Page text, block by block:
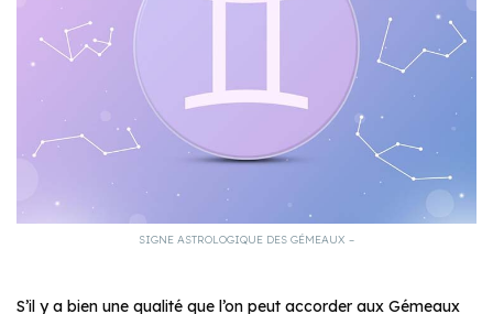
SIGNE ASTROLOGIQUE DES GÉMEAUX –
S’il y a bien une qualité que l’on peut accorder aux Gémeaux